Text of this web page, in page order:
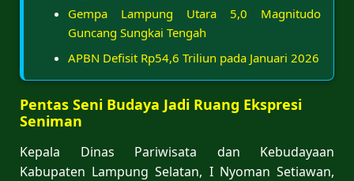
Gempa Lampung Utara 5,0 Magnitudo
Guncang Sungkai Tengah
APBN Defisit Rp54,6 Triliun pada Januari 2026
Pentas Seni Budaya Jadi Ruang Ekspresi
Seniman
Kepala Dinas Pariwisata dan Kebudayaan
Kabupaten Lampung Selatan, I Nyoman Setiawan,